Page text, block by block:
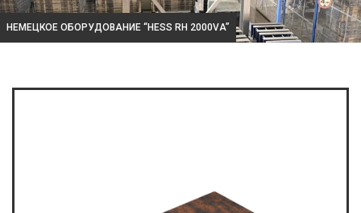
НЕМЕЦКОЕ ОБОРУДОВАНИЕ “HESS RH 2000VA”